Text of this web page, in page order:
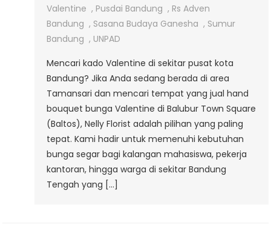
Balubur
Town
Valentine , Pusdai Bandung , Rs Adven
Bandung , Sasana Budaya Ganesha , Sumur
Bandung , UNPAD
Mencari kado Valentine di sekitar pusat kota
Bandung? Jika Anda sedang berada di area
Tamansari dan mencari tempat yang jual hand
bouquet bunga Valentine di Balubur Town Square
(Baltos), Nelly Florist adalah pilihan yang paling
tepat. Kami hadir untuk memenuhi kebutuhan
bunga segar bagi kalangan mahasiswa, pekerja
kantoran, hingga warga di sekitar Bandung
Tengah yang […]